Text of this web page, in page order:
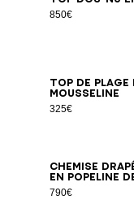
850€
Top de plage
mousseline
325€
Chemise
en popeline
790€